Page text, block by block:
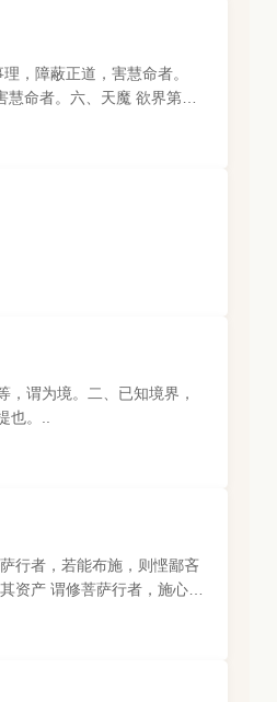
，障蔽正道，害慧命者。
命者。六、天魔 欲界第六
谓为境。二、已知境界，
。..
行者，若能布施，则悭鄙吝
资产 谓修菩萨行者，施心无